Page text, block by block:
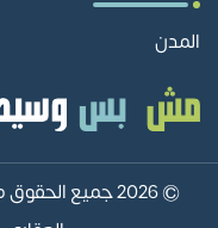
المدن
© 2026 جميع الحقوق محفوظة -